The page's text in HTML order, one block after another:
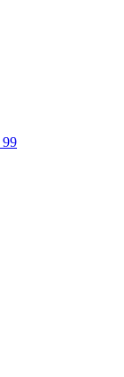
99